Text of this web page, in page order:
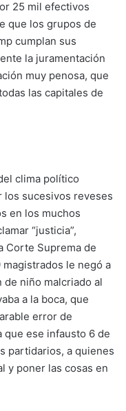
25 mil efectivos
que los grupos de
cumplan sus
la juramentación
muy penosa, que
las capitales de
clima político
los sucesivos reveses
en los muchos
“justicia”,
Corte Suprema de
le negó a
niño malcriado al
a la boca, que
error de
que ese infausto 6 de
partidarios, a quienes
y poner las cosas en